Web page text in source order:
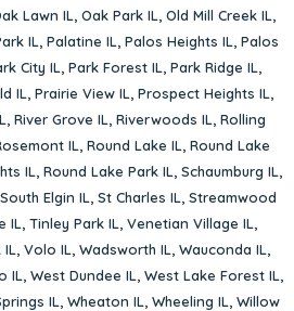
Lawn IL, Oak Park IL, Old Mill Creek IL,
IL, Palatine IL, Palos Heights IL, Palos
City IL, Park Forest IL, Park Ridge IL,
IL, Prairie View IL, Prospect Heights IL,
, River Grove IL, Riverwoods IL, Rolling
IL, Round Lake IL, Round Lake
IL, Round Lake Park IL, Schaumburg IL,
South Elgin IL, St Charles IL, Streamwood
IL, Tinley Park IL, Venetian Village IL,
IL, Volo IL, Wadsworth IL, Wauconda IL,
IL, West Dundee IL, West Lake Forest IL,
IL, Wheaton IL, Wheeling IL, Willow